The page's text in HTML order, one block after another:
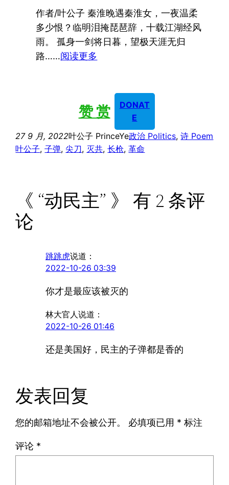
言
绝
作者/叶公子 秦淮晚遇秦淮女，一夜温柔
多少恨？临明泪掩琵琶辞，十载江湖经风
雨。 孤身一剑将日暮，望极天涯无归
路……阅读更多
楼
赞 赏
DONAT
E
27 9 月, 2022叶公子 PrinceYe政治 Politics, 诗 Poem
叶公子, 子弹, 尖刀, 灭共, 长枪, 革命
《 “动民主” 》 有 2 条评
论
跳跳虎说道：
2022-10-26 03:39
你才是最应该被灭的
林大官人 说道：
2022-10-26 01:46
还是美国好，民主的子弹都是香的
发表回复
您的邮箱地址不会被公开。 必填项已用 * 标注
评论 *